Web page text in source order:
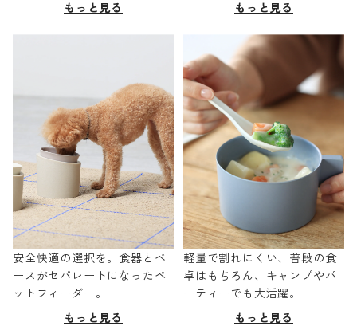
もっと見る
もっと見る
安全快適の選択を。食器とベ
ースがセパレートになったペ
ットフィーダー。
もっと見る
軽量で割れにくい、普段の食
卓はもちろん、キャンプやパ
ーティーでも大活躍。
もっと見る